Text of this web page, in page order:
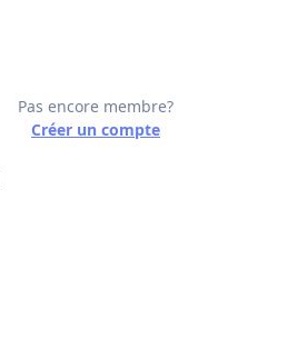
Pas encore membre?
Créer un compte